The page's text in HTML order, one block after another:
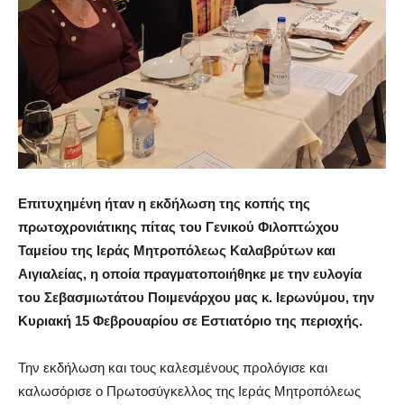
Επιτυχηµένη ήταν η εκδήλωση της κοπής της
πρωτοχρονιάτικης πίτας του Γενικού Φιλοπτώχου
Ταµείου της Ιεράς Μητροπόλεως Καλαβρύτων και
Αιγιαλείας, η οποία πραγµατοποιήθηκε µε την ευλογία
του Σεβασµιωτάτου Ποιµενάρχου µας κ. Ιερωνύµου, την
Κυριακή 15 Φεβρουαρίου σε Εστιατόριο της περιοχής.
Την εκδήλωση και τους καλεσµένους προλόγισε και
καλωσόρισε ο Πρωτοσύγκελλος της Ιεράς Μητροπόλεως